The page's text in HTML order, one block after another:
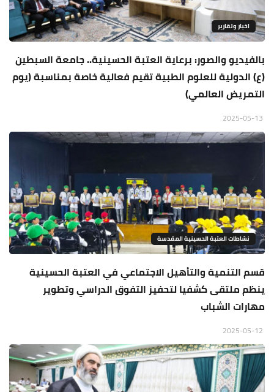
اخبار وتقارير
بالفيديو والصور: برعاية العتبة الحسينية.. جامعة السبطين
(ع) الدولية للعلوم الطبية تقيم فعالية خاصة بمناسبة (يوم
التمريض العالمي)
نشاطات العتبة الحسينية المقدسة
قسم التنمية والتأهيل الاجتماعي في العتبة الحسينية
ينظم ملتقى كشفيا لتحفيز التفوق الدراسي وتطوير
مهارات الشباب